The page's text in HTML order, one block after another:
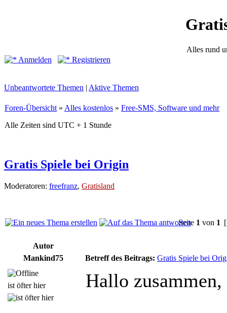
Alles rund
Anmelden
Registrieren
Unbeantwortete Themen | Aktive Themen
Foren-Übersicht » Alles kostenlos » Free-SMS, Software und mehr
Alle Zeiten sind UTC + 1 Stunde
Gratis Spiele bei Origin
Moderatoren: freefranz, Gratisland
Seite 1 von 1
Autor
Mankind75
Betreff des Beitrags: Gratis Spiele bei
ist öfter hier Hallo zusammen,